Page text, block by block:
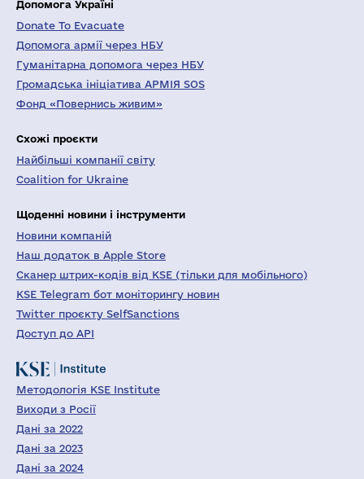
Допомога Україні
Donate To Evacuate
Допомога армії через НБУ
Гуманітарна допомога через НБУ
Громадська ініціатива АРМІЯ SOS
Фонд «Повернись живим»
Схожі проєкти
Найбільші компанії світу
Coalition for Ukraine
Щоденні новини і інструменти
Новини компаній
Наш додаток в Apple Store
Сканер штрих-кодів від KSE (тільки для мобільного)
KSE Telegram бот моніторингу новин
Twitter проєкту SelfSanctions
Доступ до API
Методологія KSE Institute
Виходи з Росії
Дані за 2022
Дані за 2023
Дані за 2024